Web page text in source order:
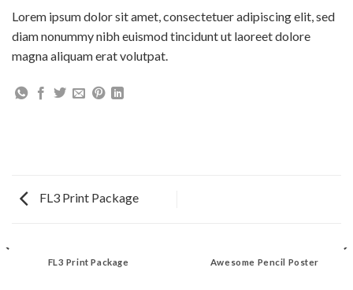
Lorem ipsum dolor sit amet, consectetuer adipiscing elit, sed
diam nonummy nibh euismod tincidunt ut laoreet dolore
magna aliquam erat volutpat.
FL3 Print Package
FL3 Print Package Awesome Pencil Poster